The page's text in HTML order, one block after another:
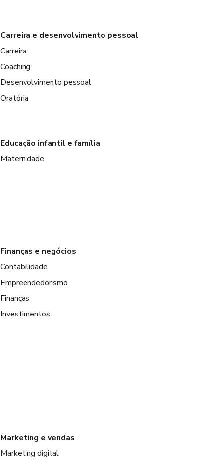
Carreira e desenvolvimento pessoal
Carreira
Coaching
Desenvolvimento pessoal
Oratória
Educação infantil e família
Maternidade
Finanças e negócios
Contabilidade
Empreendedorismo
Finanças
Investimentos
Marketing e vendas
Marketing digital